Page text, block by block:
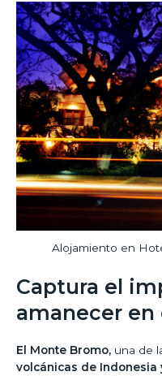
Alojamiento en
Captura el
amanecer
El Monte Bromo, una de
volcánicas de Indonesia